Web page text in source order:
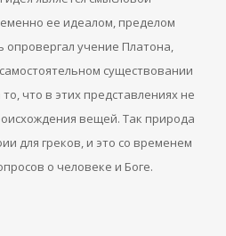
ее идеалом, пределом
опровергал учение Платона,
существовании
что в этих представлениях не
вещей. Так природа
для греков, и это со временем
о человеке и Боге.